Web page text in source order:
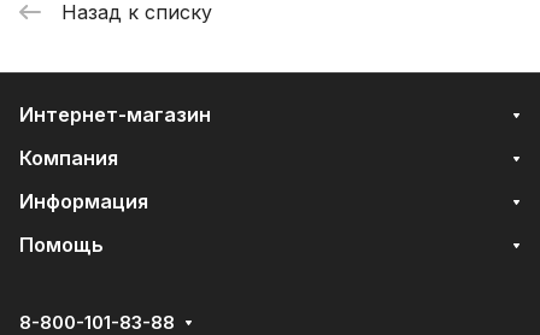
Назад к списку
Интернет-магазин
Компания
Информация
Помощь
8-800-101-83-88